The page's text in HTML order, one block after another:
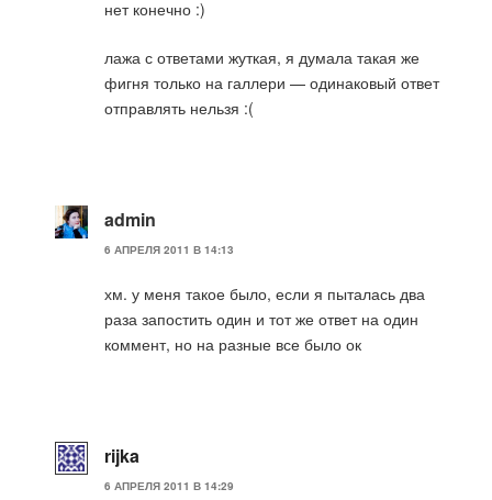
нет конечно :)
лажа с ответами жуткая, я думала такая же
фигня только на галлери — одинаковый ответ
отправлять нельзя :(
admin
6 АПРЕЛЯ 2011 В 14:13
хм. у меня такое было, если я пыталась два
раза запостить один и тот же ответ на один
коммент, но на разные все было ок
rijka
6 АПРЕЛЯ 2011 В 14:29